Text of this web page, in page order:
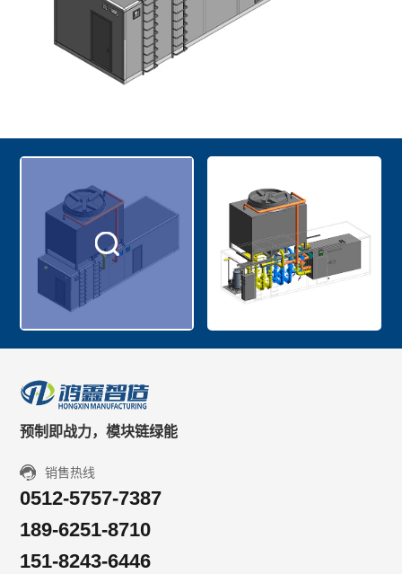
预制即战力，模块链绿能
销售热线
0512-5757-7387
189-6251-8710
151-8243-6446